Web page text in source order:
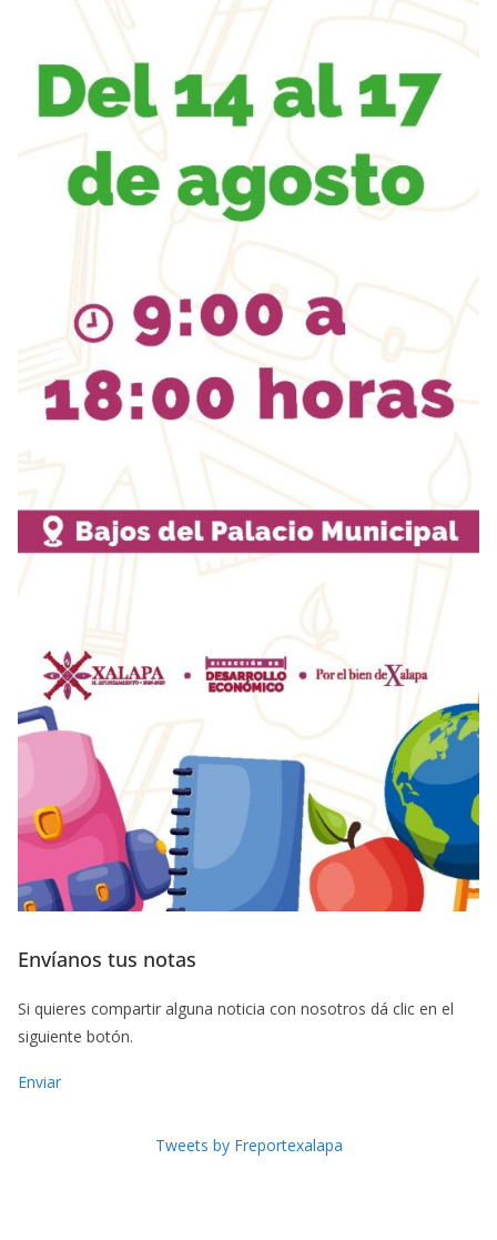
Envíanos tus notas
Si quieres compartir alguna noticia con nosotros dá clic en el
siguiente botón.
Enviar
Tweets by Freportexalapa